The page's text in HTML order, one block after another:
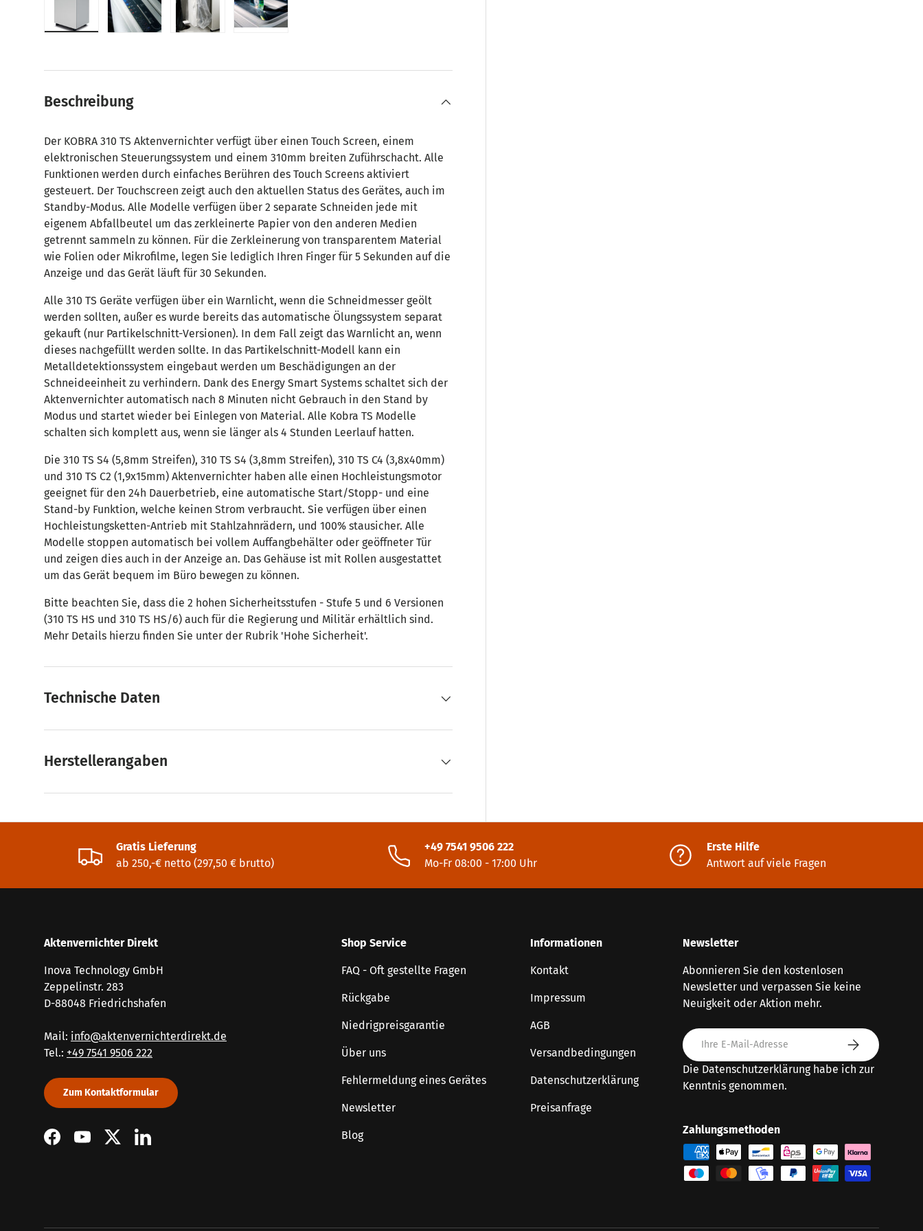
Beschreibung
Der KOBRA 310 TS Aktenvernichter verfügt über einen Touch Screen, einem
elektronischen Steuerungssystem und einem 310mm breiten Zuführschacht. Alle
Funktionen werden durch einfaches Berühren des Touch Screens aktiviert
gesteuert. Der Touchscreen zeigt auch den aktuellen Status des Gerätes, auch im
Standby-Modus. Alle Modelle verfügen über 2 separate Schneiden jede mit
eigenem Abfallbeutel um das zerkleinerte Papier von den anderen Medien
getrennt sammeln zu können. Für die Zerkleinerung von transparentem Material
wie Folien oder Mikrofilme, legen Sie lediglich Ihren Finger für 5 Sekunden auf die
Anzeige und das Gerät läuft für 30 Sekunden.
Alle 310 TS Geräte verfügen über ein Warnlicht, wenn die Schneidmesser geölt
werden sollten, außer es wurde bereits das automatische Ölungssystem separat
gekauft (nur Partikelschnitt-Versionen). In dem Fall zeigt das Warnlicht an, wenn
dieses nachgefüllt werden sollte. In das Partikelschnitt-Modell kann ein
Metalldetektionssystem eingebaut werden um Beschädigungen an der
Schneideeinheit zu verhindern. Dank des Energy Smart Systems schaltet sich der
Aktenvernichter automatisch nach 8 Minuten nicht Gebrauch in den Stand by
Modus und startet wieder bei Einlegen von Material. Alle Kobra TS Modelle
schalten sich komplett aus, wenn sie länger als 4 Stunden Leerlauf hatten.
Die 310 TS S4 (5,8mm Streifen), 310 TS S4 (3,8mm Streifen), 310 TS C4 (3,8x40mm)
und 310 TS C2 (1,9x15mm) Aktenvernichter haben alle einen Hochleistungsmotor
geeignet für den 24h Dauerbetrieb, eine automatische Start/Stopp- und eine
Stand-by Funktion, welche keinen Strom verbraucht. Sie verfügen über einen
Hochleistungsketten-Antrieb mit Stahlzahnrädern, und 100% stausicher. Alle
Modelle stoppen automatisch bei vollem Auffangbehälter oder geöffneter Tür
und zeigen dies auch in der Anzeige an. Das Gehäuse ist mit Rollen ausgestattet
um das Gerät bequem im Büro bewegen zu können.
Bitte beachten Sie, dass die 2 hohen Sicherheitsstufen - Stufe 5 und 6 Versionen
(310 TS HS und 310 TS HS/6) auch für die Regierung und Militär erhältlich sind.
Mehr Details hierzu finden Sie unter der Rubrik 'Hohe Sicherheit'.
Technische Daten
Herstellerangaben
Gratis Lieferung
ab 250,-€ netto (297,50 € brutto)
+49 7541 9506 222
Mo-Fr 08:00 - 17:00 Uhr
Erste Hilfe
Antwort auf viele Fragen
Aktenvernichter Direkt
Inova Technology GmbH
Zeppelinstr. 283
D-88048 Friedrichshafen
Mail: info@aktenvernichterdirekt.de
Tel.: +49 7541 9506 222
Zum Kontaktformular
FacebookYouTubeTwitterLinkedIn
Shop Service
FAQ - Oft gestellte Fragen
Rückgabe
Niedrigpreisgarantie
Über uns
Fehlermeldung eines Gerätes
Newsletter
Blog
Informationen
Kontakt
Impressum
AGB
Versandbedingungen
Datenschutzerklärung
Preisanfrage
Newsletter
Abonnieren Sie den kostenlosen
Newsletter und verpassen Sie keine
Neuigkeit oder Aktion mehr.
E-Mail Abonnieren
Die Datenschutzerklärunghabe ich zur
Kenntnis genommen.
Zahlungsmethoden